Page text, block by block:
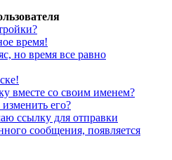
время!
но время все равно
вместе со своим именем?
его?
ссылку для отправки
сообщения, появляется